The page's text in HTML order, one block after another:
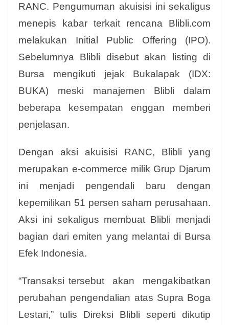
RANC. Pengumuman akuisisi ini sekaligus
menepis kabar terkait rencana Blibli.com
melakukan Initial Public Offering (IPO).
Sebelumnya Blibli disebut akan listing di
Bursa mengikuti jejak Bukalapak (IDX:
BUKA) meski manajemen Blibli dalam
beberapa kesempatan enggan memberi
penjelasan.
Dengan aksi akuisisi RANC, Blibli yang
merupakan e-commerce milik Grup Djarum
ini menjadi pengendali baru dengan
kepemilikan 51 persen saham perusahaan.
Aksi ini sekaligus membuat Blibli menjadi
bagian dari emiten yang melantai di Bursa
Efek Indonesia.
“Transaksi tersebut akan mengakibatkan
perubahan pengendalian atas Supra Boga
Lestari,” tulis Direksi Blibli seperti dikutip